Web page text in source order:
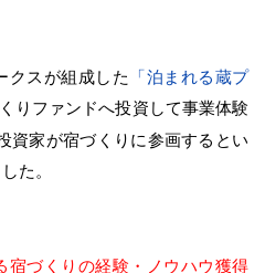
クスが組成した
「泊まれる蔵プ
りファンドへ投資して事業体験
資家が宿づくりに参画するとい
た。
宿づくりの経験・ノウハウ獲得